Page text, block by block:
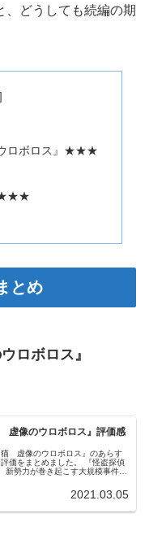
、どうしても続編の期
ロボロス』★★★
★★★
とめ
ロボロス』
虚像のウロボロス』評価感
猫 虚像のウロボロス』のあらす
価をまとめました。 『怪盗探偵
新勢力が巻き起こす大規模事件が
2021.03.05